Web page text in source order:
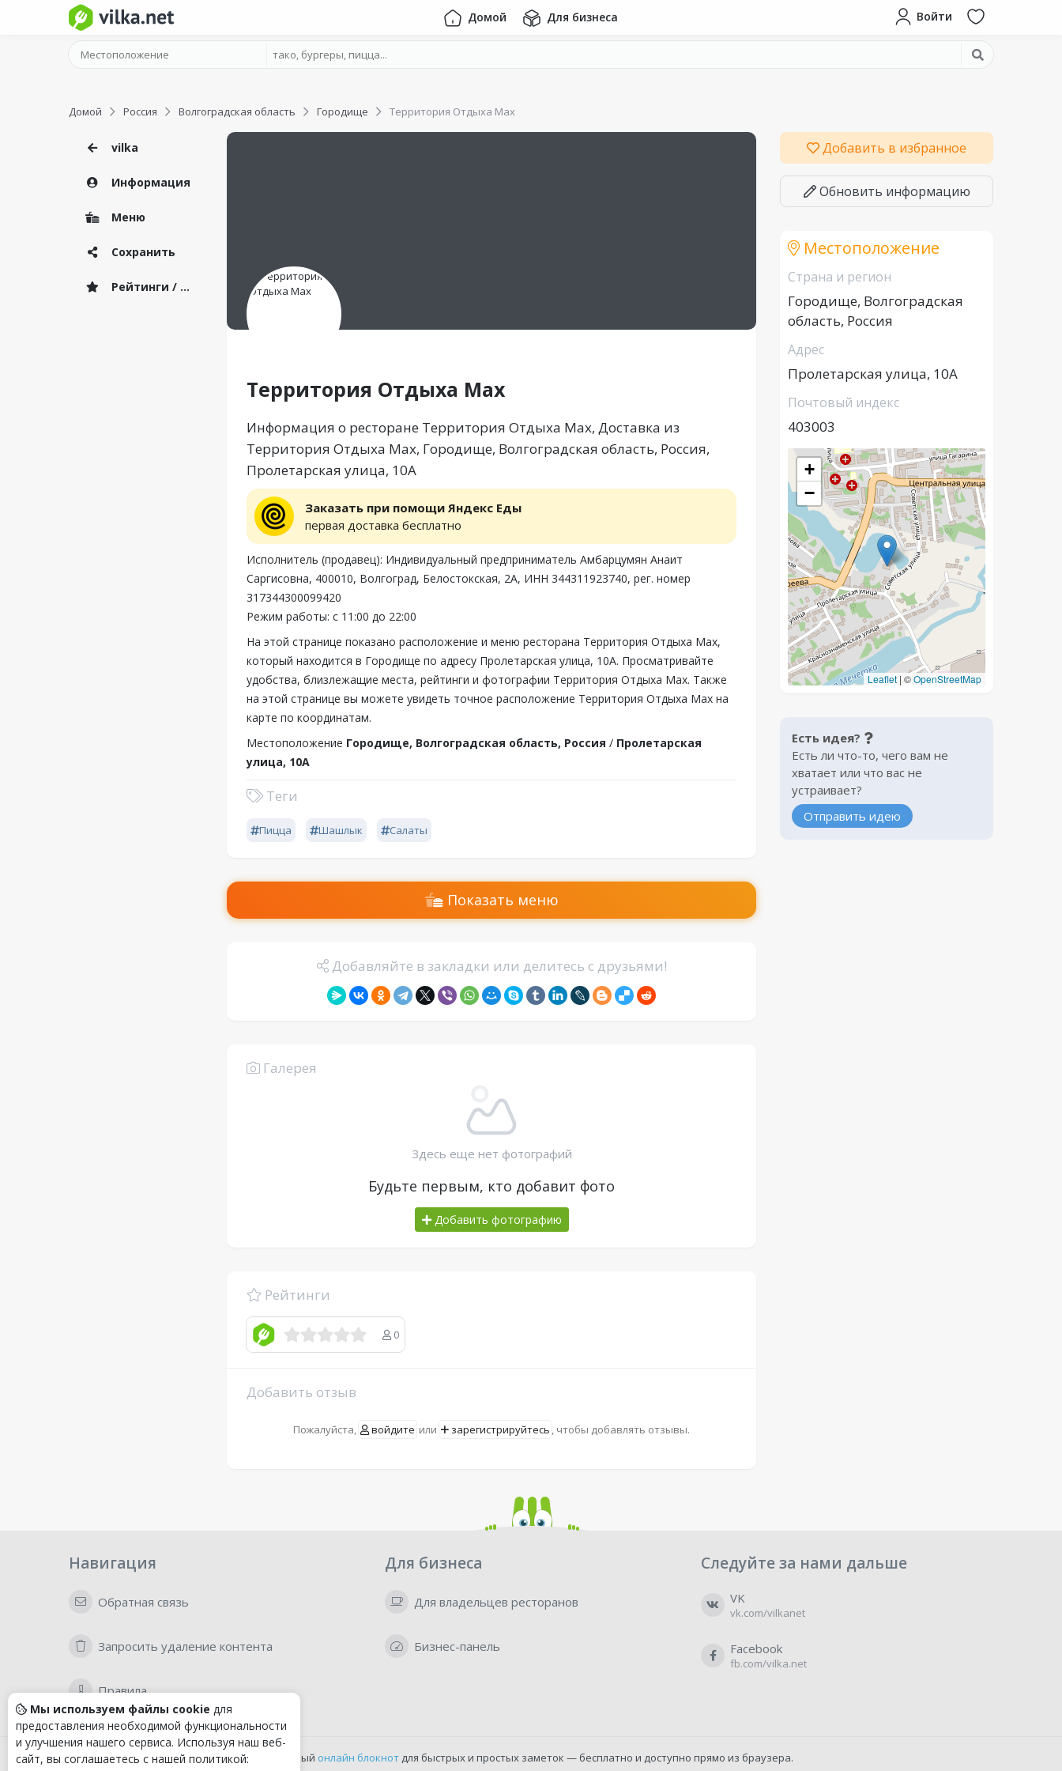
Домой Для бизнеса Войти
Домой Россия Волгоградская область Городище Территория Отдыха Max
vilka
Информация
Меню
Сохранить
Рейтинги / Отзывы
Территория Отдыха Max
Информация о ресторане Территория Отдыха Max, Доставка из
Территория Отдыха Max, Городище, Волгоградская область, Россия,
Пролетарская улица, 10А
Заказать при помощи Яндекс Еды
первая доставка бесплатно
Исполнитель (продавец): Индивидуальный предприниматель Амбарцумян Анаит
Саргисовна, 400010, Волгоград, Белостокская, 2А, ИНН 344311923740, рег. номер
317344300099420
Режим работы: с 11:00 до 22:00
На этой странице показано расположение и меню ресторана Территория Отдыха Max,
который находится в Городище по адресу Пролетарская улица, 10А. Просматривайте
удобства, близлежащие места, рейтинги и фотографии Территория Отдыха Max. Также
на этой странице вы можете увидеть точное расположение Территория Отдыха Max на
карте по координатам.
Местоположение Городище, Волгоградская область, Россия / Пролетарская
улица, 10А
Теги
Пицца Шашлык Салаты
Показать меню
Добавляйте в закладки или делитесь с друзьями!
Галерея
Здесь еще нет фотографий
Будьте первым, кто добавит фото
Добавить фотографию
Рейтинги
0
Добавить отзыв
Пожалуйста, войдите или зарегистрируйтесь , чтобы добавлять отзывы.
Добавить в избранное
Обновить информацию
Местоположение
Страна и регион
Городище, Волгоградская
область, Россия
Адрес
Пролетарская улица, 10А
Почтовый индекс
403003
+
−
Leaflet | ©OpenStreetMap
Есть идея?
Есть ли что-то, чего вам не
хватает или что вас не
устраивает?
Отправить идею
Навигация
Обратная связь
Запросить удаление контента
Правила
Для бизнеса
Для владельцев ресторанов
Бизнес-панель
Следуйте за нами дальше
VK
vk.com/vilkanet
Facebook
fb.com/vilka.net
Удобный онлайн блокнотдля быстрых и простых заметок — бесплатно и доступно прямо из браузера.
Мы используем файлы cookie для
предоставления необходимой функциональности
и улучшения нашего сервиса. Используя наш веб-
сайт, вы соглашаетесь с нашей политикой: